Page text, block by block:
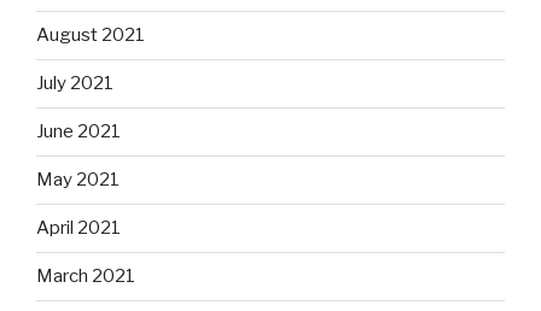
August 2021
July 2021
June 2021
May 2021
April 2021
March 2021